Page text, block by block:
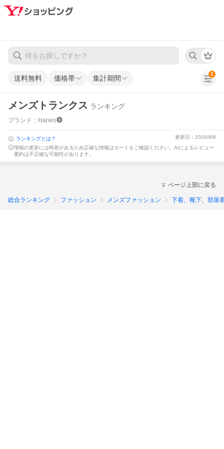
送料無料 価格帯 集計期間
1
メンズトランクス ランキング
ブランド：Hanes
ランキングとは？
更新日：2026/8/8
情報の更新には時差があるため正確な情報はカートをご確認ください。 AIによるレビュー
要約は不正確な可能性があります。
ページ上部に戻る
総合ランキング ファッション メンズファッション 下着、靴下、部屋